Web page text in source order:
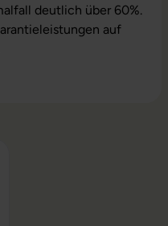
deutlich über 60%.
auf